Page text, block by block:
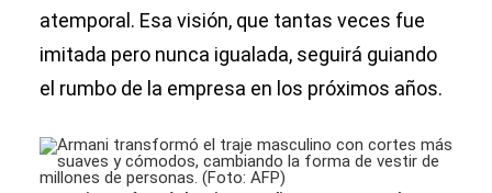
atemporal. Esa visión, que tantas veces fue
imitada pero nunca igualada, seguirá guiando
el rumbo de la empresa en los próximos años.